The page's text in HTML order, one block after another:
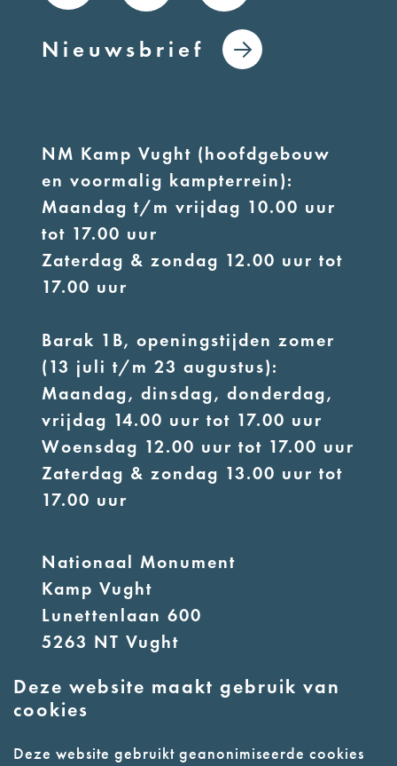
Deze website maakt gebruik van
cookies
Deze website gebruikt geanonimiseerde cookies
Nieuwsbrief
NM Kamp Vught (hoofdgebouw
en voormalig kampterrein):
Maandag t/m vrijdag 10.00 uur
tot 17.00 uur
Zaterdag & zondag 12.00 uur tot
17.00 uur
Barak 1B, openingstijden zomer
(13 juli t/m 23 augustus):
Maandag, dinsdag, donderdag,
vrijdag 14.00 uur tot 17.00 uur
Woensdag 12.00 uur tot 17.00 uur
Zaterdag & zondag 13.00 uur tot
17.00 uur
Nationaal Monument
Kamp Vught
Lunettenlaan 600
5263 NT Vught
E:info@nmkampvught.nl